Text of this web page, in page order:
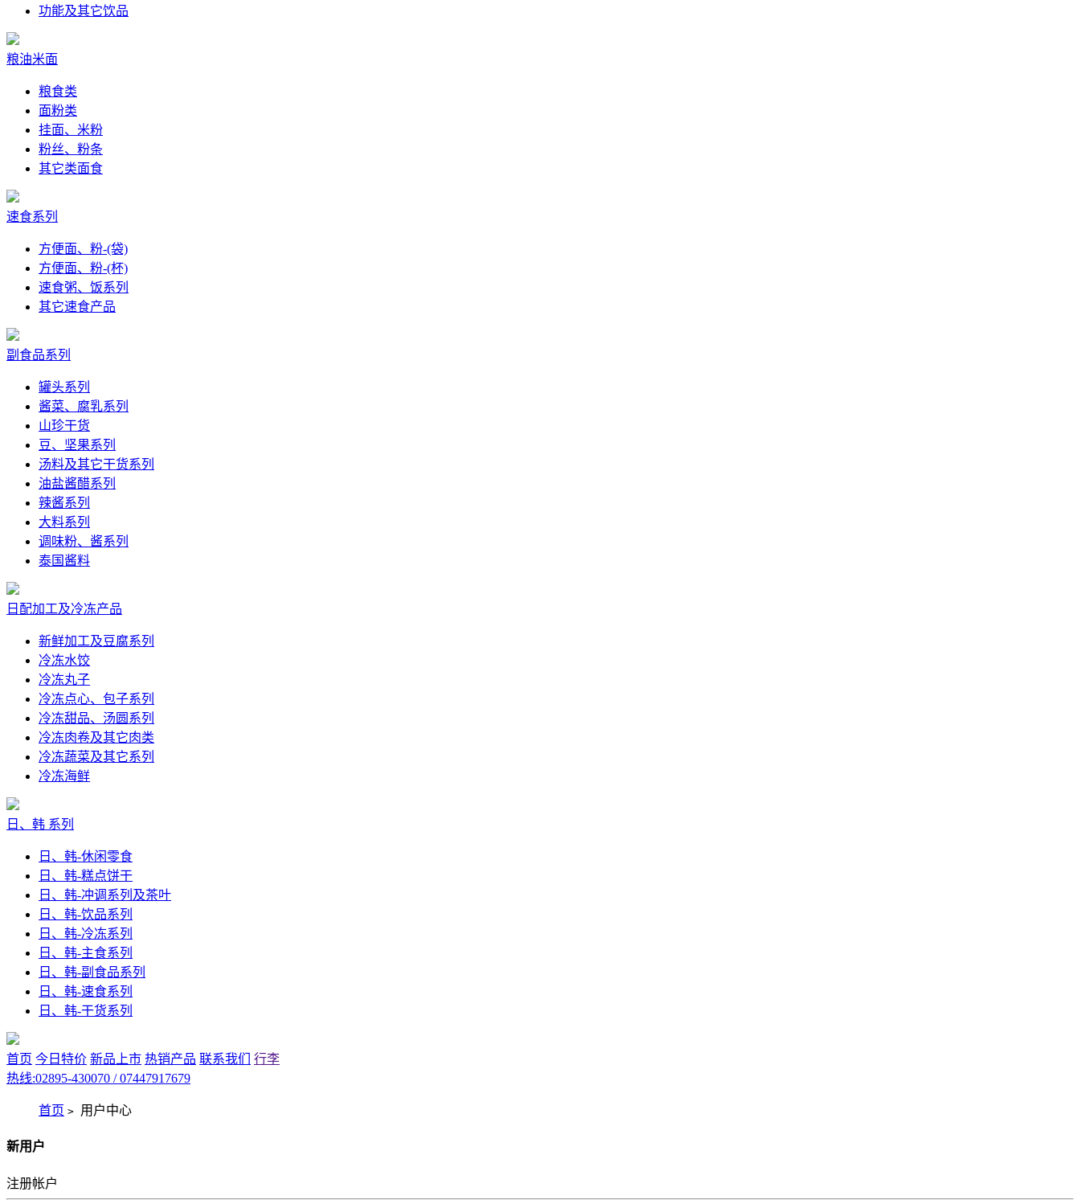
功能及其它饮品
粮油米面
粮食类
面粉类
挂面、米粉
粉丝、粉条
其它类面食
速食系列
方便面、粉-(袋)
方便面、粉-(杯)
速食粥、饭系列
其它速食产品
副食品系列
罐头系列
酱菜、腐乳系列
山珍干货
豆、坚果系列
汤料及其它干货系列
油盐酱醋系列
辣酱系列
大料系列
调味粉、酱系列
泰国酱料
日配加工及冷冻产品
新鲜加工及豆腐系列
冷冻水饺
冷冻丸子
冷冻点心、包子系列
冷冻甜品、汤圆系列
冷冻肉卷及其它肉类
冷冻蔬菜及其它系列
冷冻海鲜
日、韩 系列
日、韩-休闲零食
日、韩-糕点饼干
日、韩-冲调系列及茶叶
日、韩-饮品系列
日、韩-冷冻系列
日、韩-主食系列
日、韩-副食品系列
日、韩-速食系列
日、韩-干货系列
首页 今日特价 新品上市 热销产品 联系我们
行李
热线:02895-430070 / 07447917679
首页 > 用户中心
新用户
注册帐户